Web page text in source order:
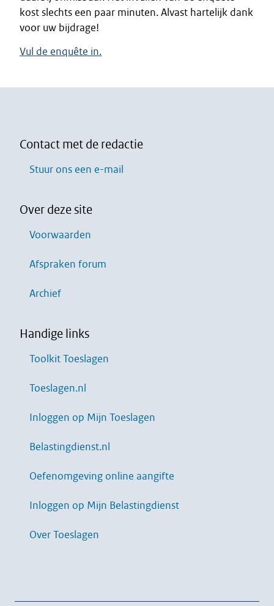
kost slechts een paar minuten. Alvast hartelijk dank
voor uw bijdrage!
Vul de enquête in.
Contact met de redactie
Stuur ons een e-mail
Over deze site
Voorwaarden
Afspraken forum
Archief
Handige links
Toolkit Toeslagen
Toeslagen.nl
Inloggen op Mijn Toeslagen
Belastingdienst.nl
Oefenomgeving online aangifte
Inloggen op Mijn Belastingdienst
Over Toeslagen